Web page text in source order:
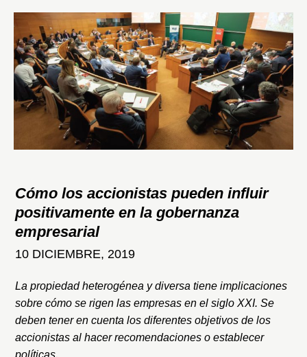
Cómo los accionistas pueden influir
positivamente en la gobernanza
empresarial
10 DICIEMBRE, 2019
La propiedad heterogénea y diversa tiene implicaciones
sobre cómo se rigen las empresas en el siglo XXI. Se
deben tener en cuenta los diferentes objetivos de los
accionistas al hacer recomendaciones o establecer
políticas.